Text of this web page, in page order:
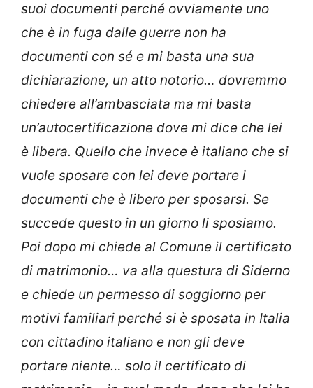
suoi documenti perché ovviamente uno
che è in fuga dalle guerre non ha
documenti con sé e mi basta una sua
dichiarazione, un atto notorio… dovremmo
chiedere all’ambasciata ma mi basta
un’autocertificazione dove mi dice che lei
è libera. Quello che invece è italiano che si
vuole sposare con lei deve portare i
documenti che è libero per sposarsi. Se
succede questo in un giorno li sposiamo.
Poi dopo mi chiede al Comune il certificato
di matrimonio… va alla questura di Siderno
e chiede un permesso di soggiorno per
motivi familiari perché si è sposata in Italia
con cittadino italiano e non gli deve
portare niente… solo il certificato di